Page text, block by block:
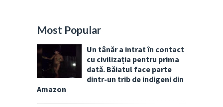
Most Popular
Un tânăr a intrat în contact
cu civilizația pentru prima
dată. Băiatul face parte
dintr-un trib de indigeni din
Amazon